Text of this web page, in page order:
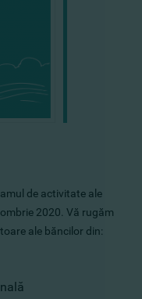
de activitate ale
2020. Vă rugăm
ale băncilor din: